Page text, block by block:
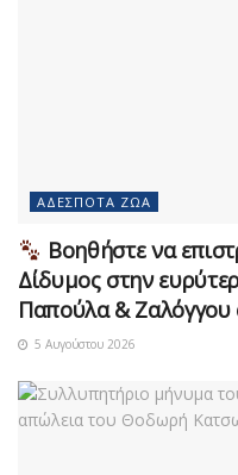
ΑΔΈΣΠΟΤΑ ΖΏΑ
Βοηθήστε να
Δίδυμος στην
Παπούλα & Ζαλόγγου
5 Αυγούστου 2026